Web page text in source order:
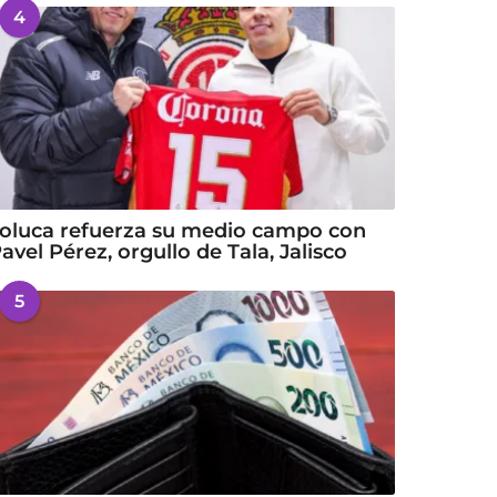
4
refuerza su medio campo con
Pérez, orgullo de Tala, Jalisco
5